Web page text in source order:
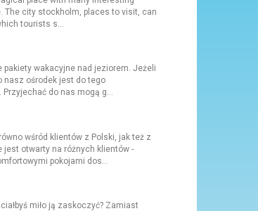
The city stockholm, places to visit, can
tourists s...
pakiety wakacyjne nad jeziorem. Jeżeli
nasz ośrodek jest do tego
do nas mogą g...
wśród klientów z Polski, jak też z
jest otwarty na różnych klientów -
pokojami dos...
miło ją zaskoczyć? Zamiast